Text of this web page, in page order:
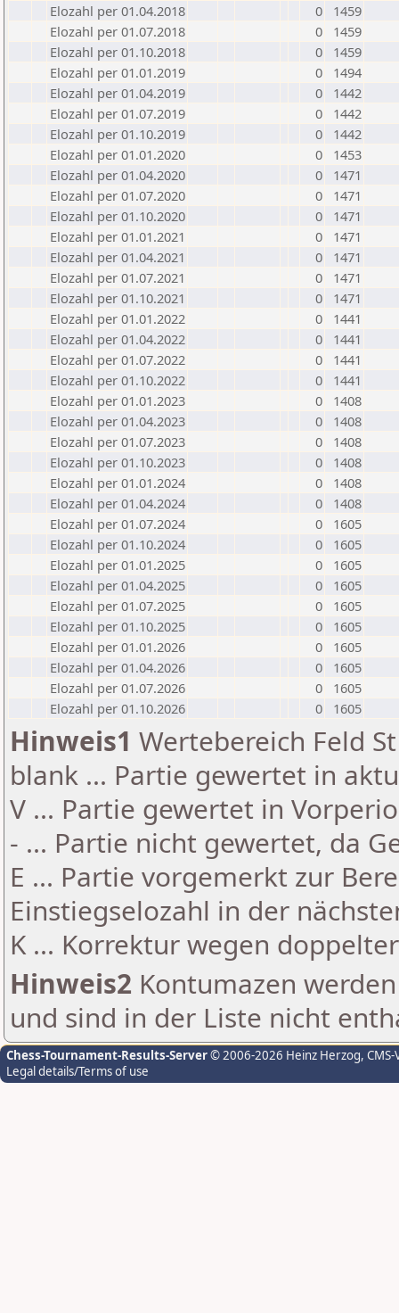
Elozahl per 01.04.2018
0
1459
Elozahl per 01.07.2018
0
1459
Elozahl per 01.10.2018
0
1459
Elozahl per 01.01.2019
0
1494
Elozahl per 01.04.2019
0
1442
Elozahl per 01.07.2019
0
1442
Elozahl per 01.10.2019
0
1442
Elozahl per 01.01.2020
0
1453
Elozahl per 01.04.2020
0
1471
Elozahl per 01.07.2020
0
1471
Elozahl per 01.10.2020
0
1471
Elozahl per 01.01.2021
0
1471
Elozahl per 01.04.2021
0
1471
Elozahl per 01.07.2021
0
1471
Elozahl per 01.10.2021
0
1471
Elozahl per 01.01.2022
0
1441
Elozahl per 01.04.2022
0
1441
Elozahl per 01.07.2022
0
1441
Elozahl per 01.10.2022
0
1441
Elozahl per 01.01.2023
0
1408
Elozahl per 01.04.2023
0
1408
Elozahl per 01.07.2023
0
1408
Elozahl per 01.10.2023
0
1408
Elozahl per 01.01.2024
0
1408
Elozahl per 01.04.2024
0
1408
Elozahl per 01.07.2024
0
1605
Elozahl per 01.10.2024
0
1605
Elozahl per 01.01.2025
0
1605
Elozahl per 01.04.2025
0
1605
Elozahl per 01.07.2025
0
1605
Elozahl per 01.10.2025
0
1605
Elozahl per 01.01.2026
0
1605
Elozahl per 01.04.2026
0
1605
Elozahl per 01.07.2026
0
1605
Elozahl per 01.10.2026
0 1605
Hinweis1 Wertebereich Feld
blank ... Partie gewertet in
V ... Partie gewertet in
- ... Partie nicht gewertet, da
E ... Partie vorgemerkt zur
Einstiegselozahl in der
K ... Korrektur wegen
Hinweis2 Kontumazen
und sind in der Liste nicht
Chess-Tournament-Results-Server© 2006-2026 Heinz Herzog,
Legal details/Terms of use